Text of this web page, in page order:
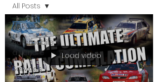
All Posts
Automobile
à vendre
Services
All Posts
Load video